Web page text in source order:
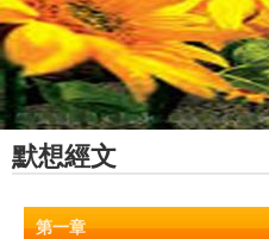
默想經文
第一章